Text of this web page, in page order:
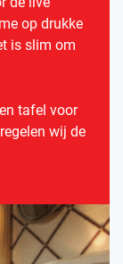
op drukke
is slim om
tafel voor
wij de